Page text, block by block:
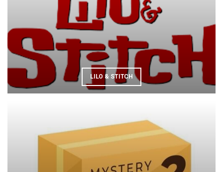
LILO & STITCH